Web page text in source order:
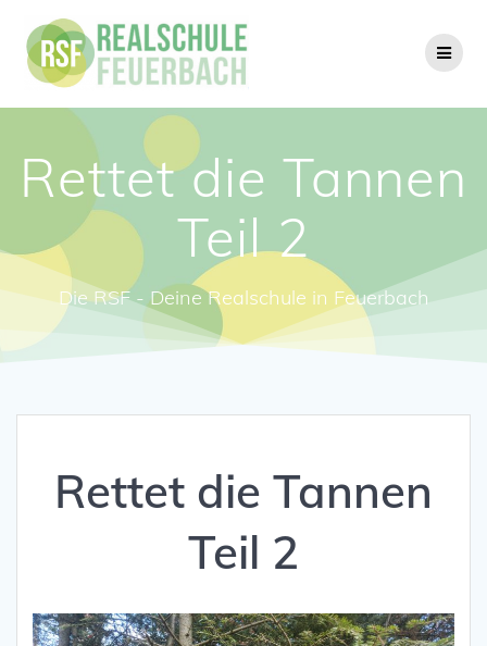
Inhalt
springen
Rettet die Tannen
Teil 2
Die RSF - Deine Realschule in Feuerbach
Rettet die Tannen
Teil 2